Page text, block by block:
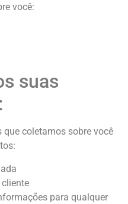
você:
suas
coletamos sobre você
cliente
para qualquer